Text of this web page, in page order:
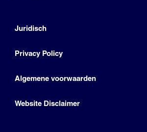
Juridisch
Privacy Policy
Algemene voorwaarden
Website Disclaimer